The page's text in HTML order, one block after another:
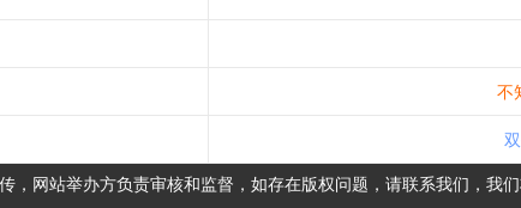
不
，网站举办方负责审核和监督，如存在版权问题，请联系我们，我们